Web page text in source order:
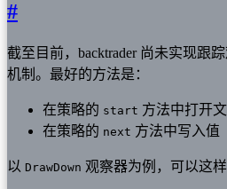
#
截至目前，backtrader 尚未实现跟
机制。最好的方法是：
在策略的 start 方法中打开
在策略的 next 方法中写入值
以 DrawDown 观察器为例，可以这样